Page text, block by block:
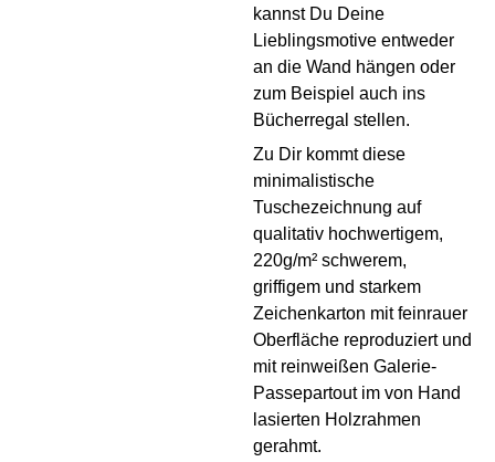
kannst Du Deine
Lieblingsmotive entweder
an die Wand hängen oder
zum Beispiel auch ins
Bücherregal stellen.
Zu Dir kommt diese
minimalistische
Tuschezeichnung auf
qualitativ hochwertigem,
220g/m² schwerem,
griffigem und starkem
Zeichenkarton mit feinrauer
Oberfläche reproduziert und
mit reinweißen Galerie-
Passepartout im von Hand
lasierten Holzrahmen
gerahmt.